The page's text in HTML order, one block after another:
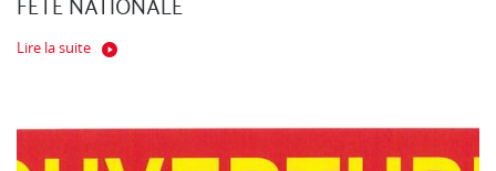
FETE NATIONALE
Lire la suite